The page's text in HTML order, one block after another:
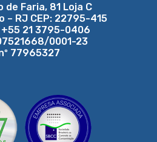
de Faria, 81 Loja C
– RJ CEP: 22795-415
+55 21 3795-0406
0001-23
77965327